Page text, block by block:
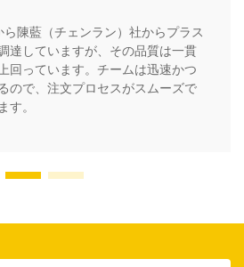
陳藍（チェンラン）社からプラス
達していますが、その品質は一貫
回っています。チームは迅速かつ
ので、注文プロセスがスムーズで
す。